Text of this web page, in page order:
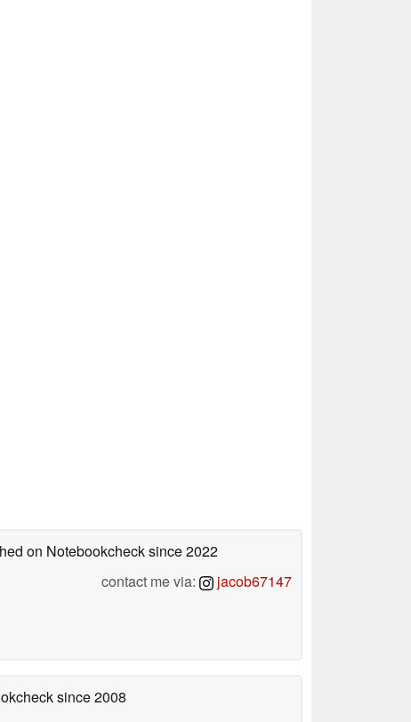
on Notebookchecksince 2022
contact me via:
jacob67147
since 2008